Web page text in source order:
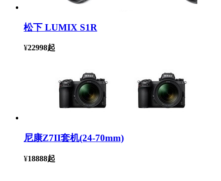
松下 LUMIX S1R
¥22998起
尼康Z7II套机(24-70mm)
¥18888起